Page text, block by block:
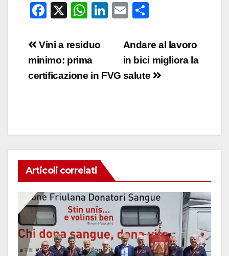
F
c
e
b
X
W
at
s
A
Li
dI
E
ail n
di
vi
Navigazione
articoli
Andare al lavoro
in bici migliora la
salute
Vini a residuo
minimo: prima
certificazione in FVG
Articoli correlati